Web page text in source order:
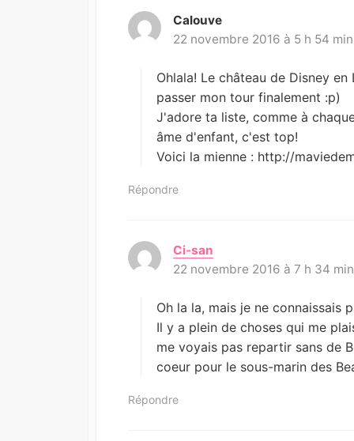
Calouve
i
:
22 novembre 2016 à 5 h 54 min
Ohlala! Le château de Disney
passer mon tour finalement :p)
J'adore ta liste, comme à
âme d'enfant, c'est top!
Voici la mienne : http://
Répondre
Ci-san
i
:
22 novembre 2016 à 7 h 34 min
Oh la la, mais je ne connaissais
Il y a plein de choses qui me
me voyais pas repartir sans de
coeur pour le sous-marin des
Répondre